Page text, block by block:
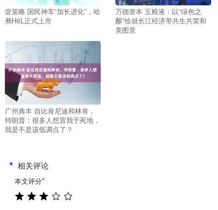
壹策略 国民神车“加长进化”，哈
弗H6L正式上市
万德资本 五粮液：以“绿色之
酿”绘就长江经济带共生共荣和
美图景
广州典丰 自比肯尼迪和林肯，
特朗普：很多人想置我于死地，
我是不是该低调点了？
相关评论
本文评分*